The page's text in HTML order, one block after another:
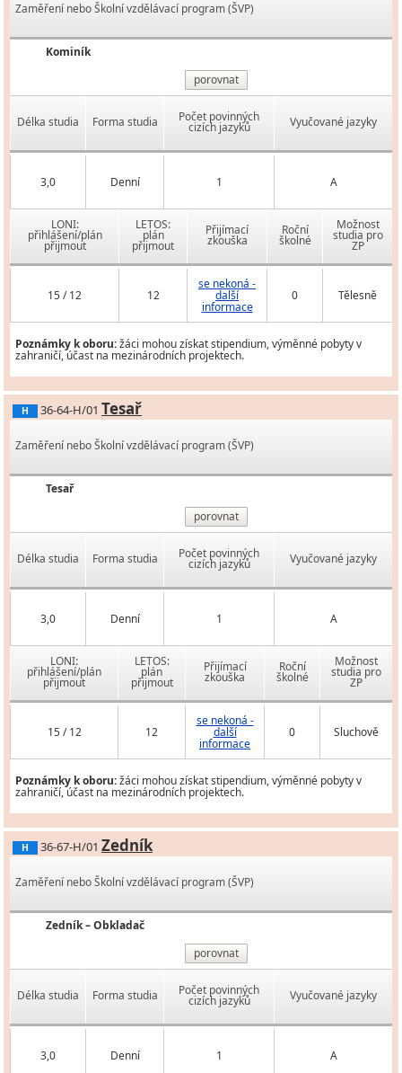
Zaměření nebo Školní vzdělávací program (ŠVP)
Kominík
porovnat
Délka studia Forma studia Počet povinných
cizích jazyků Vyučované jazyky
3,0 Denní 1 A
LONI:
přihlášení/plán
přijmout
LETOS:
plán
přijmout
Přijímací
zkouška
Roční
školné
Možnost
studia pro
ZP
15 / 12 12
se nekoná -
další
informace
0 Tělesně
Poznámky k oboru:žáci mohou získat stipendium, výměnné pobyty v
zahraničí, účast na mezinárodních projektech.
H 36-64-H/01 Tesař
Zaměření nebo Školní vzdělávací program (ŠVP)
Tesař
porovnat
Délka studia Forma studia Počet povinných
cizích jazyků Vyučované jazyky
3,0 Denní 1 A
LONI:
přihlášení/plán
přijmout
LETOS:
plán
přijmout
Přijímací
zkouška
Roční
školné
Možnost
studia pro
ZP
15 / 12 12
se nekoná -
další
informace
0 Sluchově
Poznámky k oboru:žáci mohou získat stipendium, výměnné pobyty v
zahraničí, účast na mezinárodních projektech.
H 36-67-H/01 Zedník
Zaměření nebo Školní vzdělávací program (ŠVP)
Zedník – Obkladač
porovnat
Délka studia Forma studia Počet povinných
cizích jazyků Vyučované jazyky
3,0 Denní 1 A